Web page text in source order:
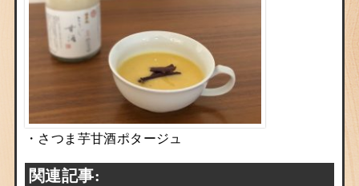
・さつま芋甘酒ポタージュ
関連記事: